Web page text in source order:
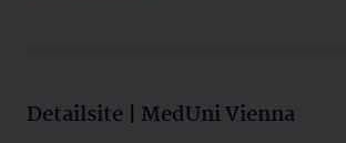
Detailsite | MedUni Vienna